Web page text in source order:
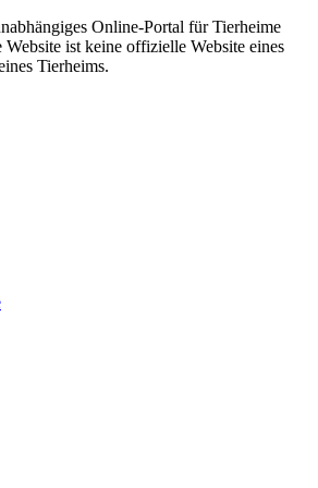
Online-Portal für Tierheime
ist keine offizielle Website eines
Tierheims.